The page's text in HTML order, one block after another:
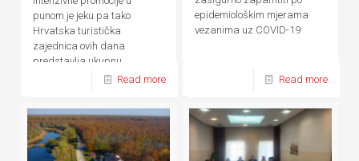
punom je jeku pa tako
Hrvatska turistička
zajednica ovih dana
predstavlja ukupnu
hrvatsku turističku ponudu
Read more
epidemiološkim mjerama
vezanima uz COVID-19
Read more